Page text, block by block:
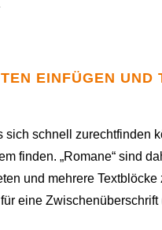
EINFÜGEN UND
schnell zurechtfinden
finden. „Romane“ sind
und mehrere Textblöcke
eine Zwischenüberschrift